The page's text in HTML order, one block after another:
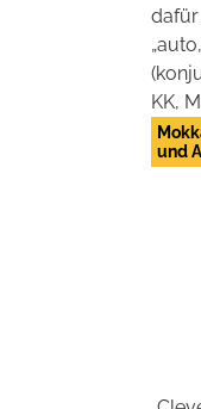
dafür
KK,
und